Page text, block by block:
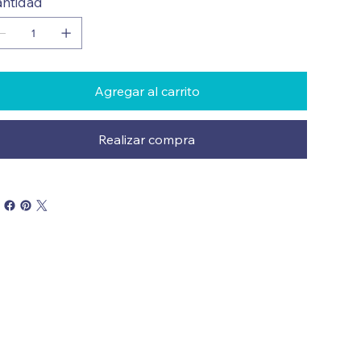
Agregar al carrito
Realizar compra